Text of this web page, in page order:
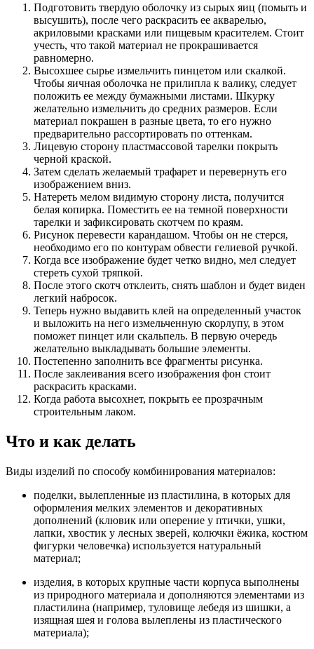
Подготовить твердую оболочку из сырых яиц (помыть и
высушить), после чего раскрасить ее акварелью,
акриловыми красками или пищевым красителем. Стоит
учесть, что такой материал не прокрашивается
равномерно.
Высохшее сырье измельчить пинцетом или скалкой.
Чтобы яичная оболочка не прилипла к валику, следует
положить ее между бумажными листами. Шкурку
желательно измельчить до средних размеров. Если
материал покрашен в разные цвета, то его нужно
предварительно рассортировать по оттенкам.
Лицевую сторону пластмассовой тарелки покрыть
черной краской.
Затем сделать желаемый трафарет и перевернуть его
изображением вниз.
Натереть мелом видимую сторону листа, получится
белая копирка. Поместить ее на темной поверхности
тарелки и зафиксировать скотчем по краям.
Рисунок перевести карандашом. Чтобы он не стерся,
необходимо его по контурам обвести гелиевой ручкой.
Когда все изображение будет четко видно, мел следует
стереть сухой тряпкой.
После этого скотч отклеить, снять шаблон и будет виден
легкий набросок.
Теперь нужно выдавить клей на определенный участок
и выложить на него измельченную скорлупу, в этом
поможет пинцет или скальпель. В первую очередь
желательно выкладывать большие элементы.
Постепенно заполнить все фрагменты рисунка.
После заклеивания всего изображения фон стоит
раскрасить красками.
Когда работа высохнет, покрыть ее прозрачным
строительным лаком.
Что и как делать
Виды изделий по способу комбинирования материалов:
поделки, вылепленные из пластилина, в которых для
оформления мелких элементов и декоративных
дополнений (клювик или оперение у птички, ушки,
лапки, хвостик у лесных зверей, колючки ёжика, костюм
фигурки человечка) используется натуральный
материал;
изделия, в которых крупные части корпуса выполнены
из природного материала и дополняются элементами из
пластилина (например, туловище лебедя из шишки, а
изящная шея и голова вылеплены из пластического
материала);